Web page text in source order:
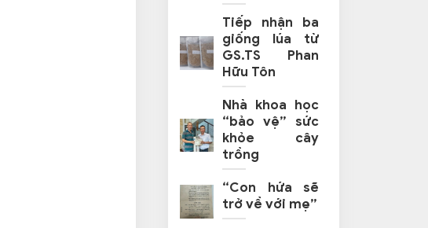
Tiếp nhận ba
giống lúa từ
GS.TS Phan
Hữu Tôn
Nhà khoa học
“bảo vệ” sức
khỏe cây
trồng
“Con hứa sẽ
trở về với mẹ”